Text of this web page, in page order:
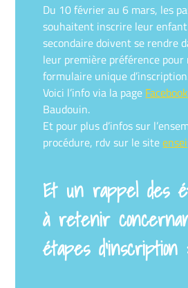
Du 10 février au 6 mars, les
souhaitent inscrire leur
secondaire doivent se rendre
leur première préférence
formulaire unique
Voici l’info via la page
Baudouin.
Et pour plus d’infos sur
procédure, rdv sur le site
Et un rappel des
à retenir
étapes d’inscription